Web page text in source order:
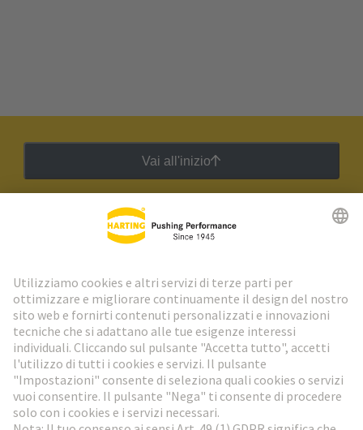
Vai all'inizio
Newsletter HARTING
Vai al registrazione
Social Media